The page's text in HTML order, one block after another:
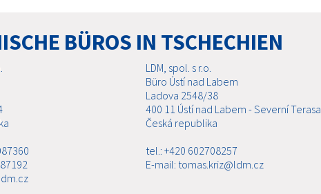
BÜROS IN TSCHECHIEN
LDM, spol. s r.o.
Büro Ústí nad Labem
Ladova 2548/38
400 11 Ústí nad Labem - Severní Terasa
Česká republika
tel.: +420 602708257
E-mail: tomas.kriz@ldm.cz